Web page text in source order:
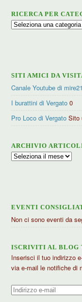
RICERCA PER
Ricerca
SITI AMICI DA
Canale Youtube di
I burattini di Vergato 0
Pro Loco di Vergato Sito
ARCHIVIO
Archivio
EVENTI
Non ci sono eventi da
ISCRIVITI AL BLOG
Inserisci il tuo indirizzo
via e-mail le notifiche di
Indirizzo